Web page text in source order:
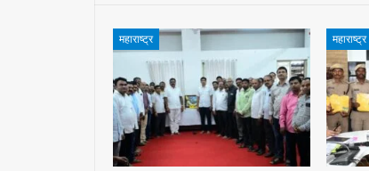
महाराष्ट्र महाराष्ट्र